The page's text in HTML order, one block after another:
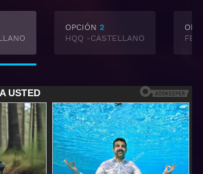
OPCIÓN 2
HQQ -CASTELLANO